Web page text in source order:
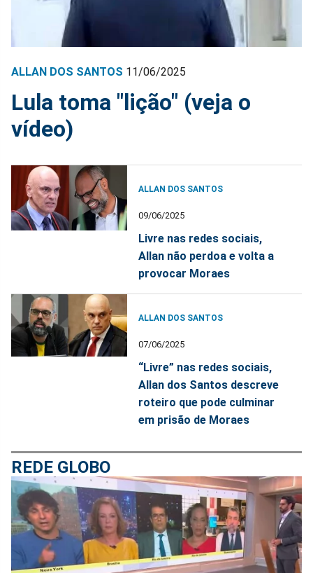
ALLAN DOS SANTOS 11/06/2025
Lula toma "lição" (veja o
vídeo)
ALLAN DOS SANTOS
09/06/2025
Livre nas redes sociais,
Allan não perdoa e volta a
provocar Moraes
ALLAN DOS SANTOS
07/06/2025
“Livre” nas redes sociais,
Allan dos Santos descreve
roteiro que pode culminar
em prisão de Moraes
REDE GLOBO